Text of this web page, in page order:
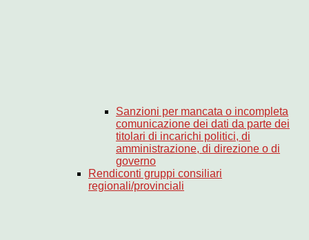
Sanzioni per mancata o incompleta
comunicazione dei dati da parte dei
titolari di incarichi politici, di
amministrazione, di direzione o di
governo
Rendiconti gruppi consiliari
regionali/provinciali